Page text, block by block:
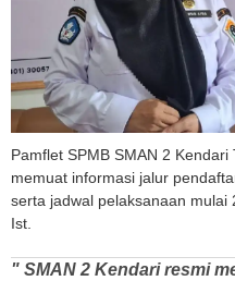
Pamflet SPMB SMAN 2
memuat informasi jalur
serta jadwal pelaksanaan
Ist.
" SMAN 2 Kendari resmi